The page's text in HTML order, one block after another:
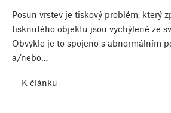
Posun vrstev je tiskový problém, který
tisknutého objektu jsou vychýlené ze
Obvykle je to spojeno s abnormálním
a/nebo…
K článku